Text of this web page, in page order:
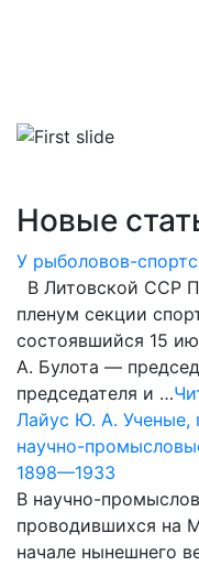
Новые
У рыболовов-
В Литовской ССР
пленум секции
состоявшийся 15
А. Булота —
председателя и …
Лайус Ю. А. Ученые,
научно-
1898—1933
В научно-
проводившихся на
начале нынешнего